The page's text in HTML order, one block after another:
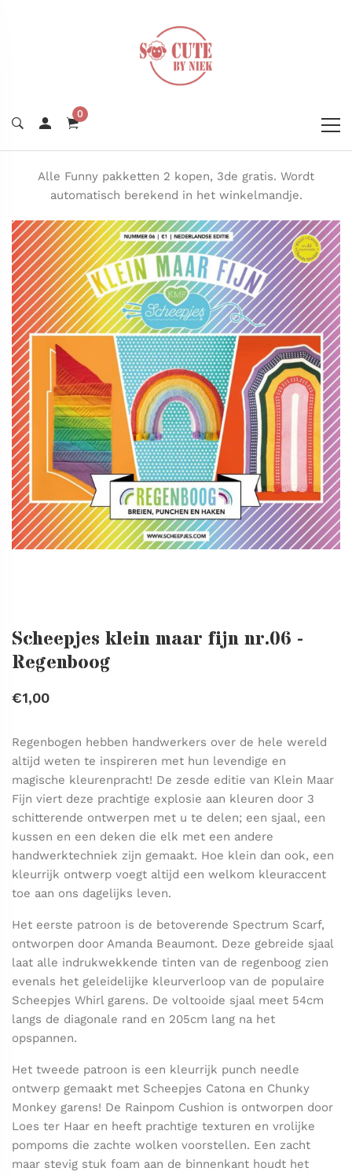
0
Alle Funny pakketten 2 kopen, 3de gratis. Wordt
automatisch berekend in het winkelmandje.
Scheepjes klein maar fijn nr.06 -
Regenboog
€1,00
Regenbogen hebben handwerkers over de hele wereld
altijd weten te inspireren met hun levendige en
magische kleurenpracht! De zesde editie van Klein Maar
Fijn viert deze prachtige explosie aan kleuren door 3
schitterende ontwerpen met u te delen; een sjaal, een
kussen en een deken die elk met een andere
handwerktechniek zijn gemaakt. Hoe klein dan ook, een
kleurrijk ontwerp voegt altijd een welkom kleuraccent
toe aan ons dagelijks leven.
Het eerste patroon is de betoverende Spectrum Scarf,
ontworpen door Amanda Beaumont. Deze gebreide sjaal
laat alle indrukwekkende tinten van de regenboog zien
evenals het geleidelijke kleurverloop van de populaire
Scheepjes Whirl garens. De voltooide sjaal meet 54cm
langs de diagonale rand en 205cm lang na het
opspannen.
Het tweede patroon is een kleurrijk punch needle
ontwerp gemaakt met Scheepjes Catona en Chunky
Monkey garens! De Rainpom Cushion is ontworpen door
Loes ter Haar en heeft prachtige texturen en vrolijke
pompoms die zachte wolken voorstellen. Een zacht
maar stevig stuk foam aan de binnenkant houdt het